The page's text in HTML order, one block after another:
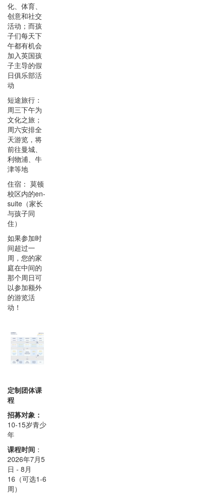
化、体育、
创意和社交
活动；而孩
子们每天下
午都有机会
加入英国孩
子主导的假
日俱乐部活
动
短途旅行：
周三下午为
文化之旅；
周六安排全
天游览，将
前往曼城、
利物浦、牛
津等地
住宿： 莫顿
校区内的en-
suite（家长
与孩子同
住）
如果参加时
间超过一
周，您的家
庭在中间的
那个周日可
以参加额外
的游览活
动！
定制团体课
程
招募对象：
10-15岁青少
年
课程时间 ：
2026年7月5
日 - 8月
16（可选1-6
周）